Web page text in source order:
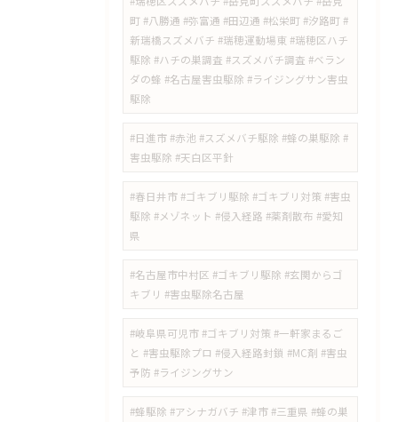
町 #八勝通 #弥富通 #田辺通 #松栄町 #汐路町 #
新瑞橋スズメバチ #瑞穂運動場東 #瑞穂区ハチ
駆除 #ハチの巣調査 #スズメバチ調査 #ベラン
ダの蜂 #名古屋害虫駆除 #ライジングサン害虫
駆除
#日進市 #赤池 #スズメバチ駆除 #蜂の巣駆除 #
害虫駆除 #天白区平針
#春日井市 #ゴキブリ駆除 #ゴキブリ対策 #害虫
駆除 #メゾネット #侵入経路 #薬剤散布 #愛知
県
#名古屋市中村区 #ゴキブリ駆除 #玄関からゴ
キブリ #害虫駆除名古屋
#岐阜県可児市 #ゴキブリ対策 #一軒家まるご
と #害虫駆除プロ #侵入経路封鎖 #MC剤 #害虫
予防 #ライジングサン
#蜂駆除 #アシナガバチ #津市 #三重県 #蜂の巣